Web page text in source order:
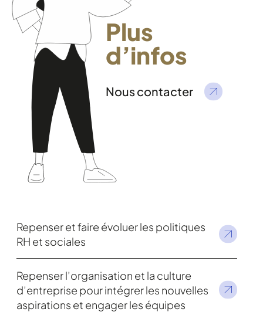
Plus
d’infos
Nous contacter
Repenser et faire évoluer les politiques
RH et sociales
Repenser l’organisation et la culture
d’entreprise pour intégrer les nouvelles
aspirations et engager les équipes